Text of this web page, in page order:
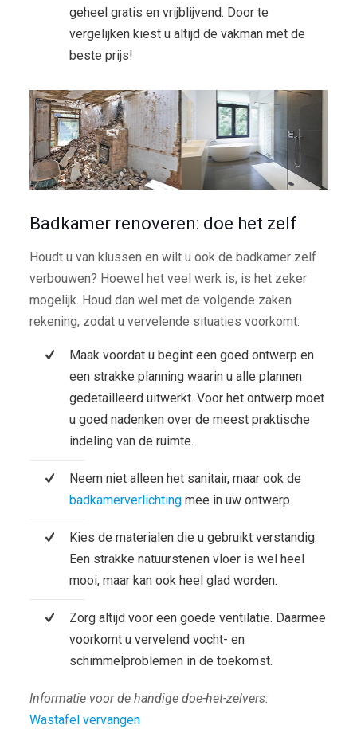
geheel gratis en vrijblijvend. Door te
vergelijken kiest u altijd de vakman met de
beste prijs!
Badkamer renoveren: doe het zelf
Houdt u van klussen en wilt u ook de badkamer zelf
verbouwen? Hoewel het veel werk is, is het zeker
mogelijk. Houd dan wel met de volgende zaken
rekening, zodat u vervelende situaties voorkomt:
Maak voordat u begint een goed ontwerp en
een strakke planning waarin u alle plannen
gedetailleerd uitwerkt. Voor het ontwerp moet
u goed nadenken over de meest praktische
indeling van de ruimte.
Neem niet alleen het sanitair, maar ook de
badkamerverlichtingmee in uw ontwerp.
Kies de materialen die u gebruikt verstandig.
Een strakke natuurstenen vloer is wel heel
mooi, maar kan ook heel glad worden.
Zorg altijd voor een goede ventilatie. Daarmee
voorkomt u vervelend vocht- en
schimmelproblemen in de toekomst.
Informatie voor de handige doe-het-zelvers:
Wastafel vervangen